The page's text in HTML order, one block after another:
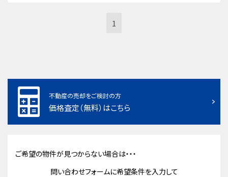
1
不動産の売却をご検討の方
価格査定（無料）はこちら
ご希望の物件が見つからない場合は・・・
問い合わせフォームに希望条件を入力して